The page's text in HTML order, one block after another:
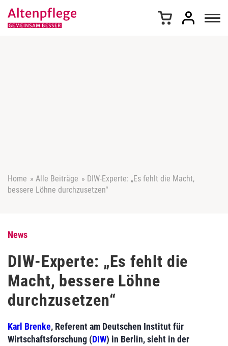
Home » Alle Beiträge » DIW-Experte: „Es fehlt die Macht,
bessere Löhne durchzusetzen“
News
DIW-Experte: „Es fehlt die
Macht, bessere Löhne
durchzusetzen“
Karl Brenke, Referent am Deutschen Institut für
Wirtschaftsforschung (DIW) in Berlin, sieht in der